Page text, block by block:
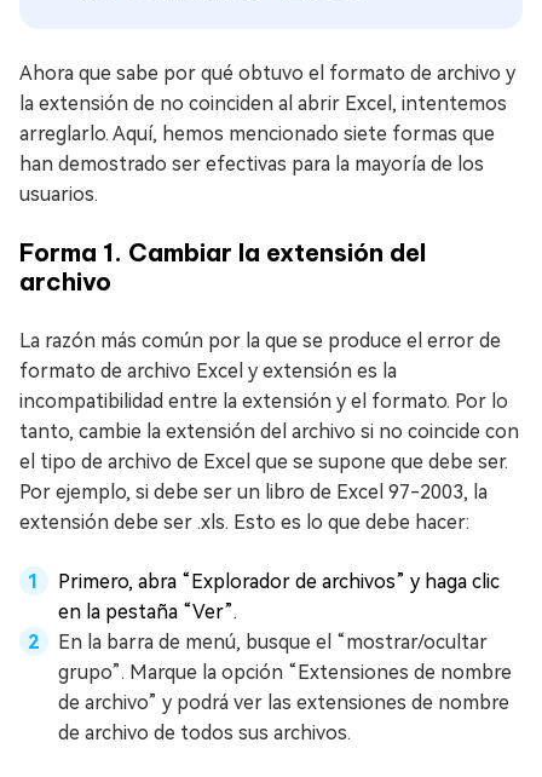
Ahora que sabe por qué obtuvo el formato de archivo y
la extensión de no coinciden al abrir Excel, intentemos
arreglarlo. Aquí, hemos mencionado siete formas que
han demostrado ser efectivas para la mayoría de los
usuarios.
Forma 1. Cambiar la extensión del
archivo
La razón más común por la que se produce el error de
formato de archivo Excel y extensión es la
incompatibilidad entre la extensión y el formato. Por lo
tanto, cambie la extensión del archivo si no coincide con
el tipo de archivo de Excel que se supone que debe ser.
Por ejemplo, si debe ser un libro de Excel 97-2003, la
extensión debe ser .xls. Esto es lo que debe hacer:
Primero, abra “Explorador de archivos” y haga clic
en la pestaña “Ver”.
En la barra de menú, busque el “mostrar/ocultar
grupo”. Marque la opción “Extensiones de nombre
de archivo” y podrá ver las extensiones de nombre
de archivo de todos sus archivos.